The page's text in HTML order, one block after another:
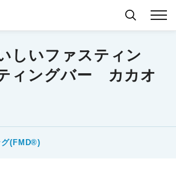
しいファスティン
ィングバー カカオ
グ(FMD®)